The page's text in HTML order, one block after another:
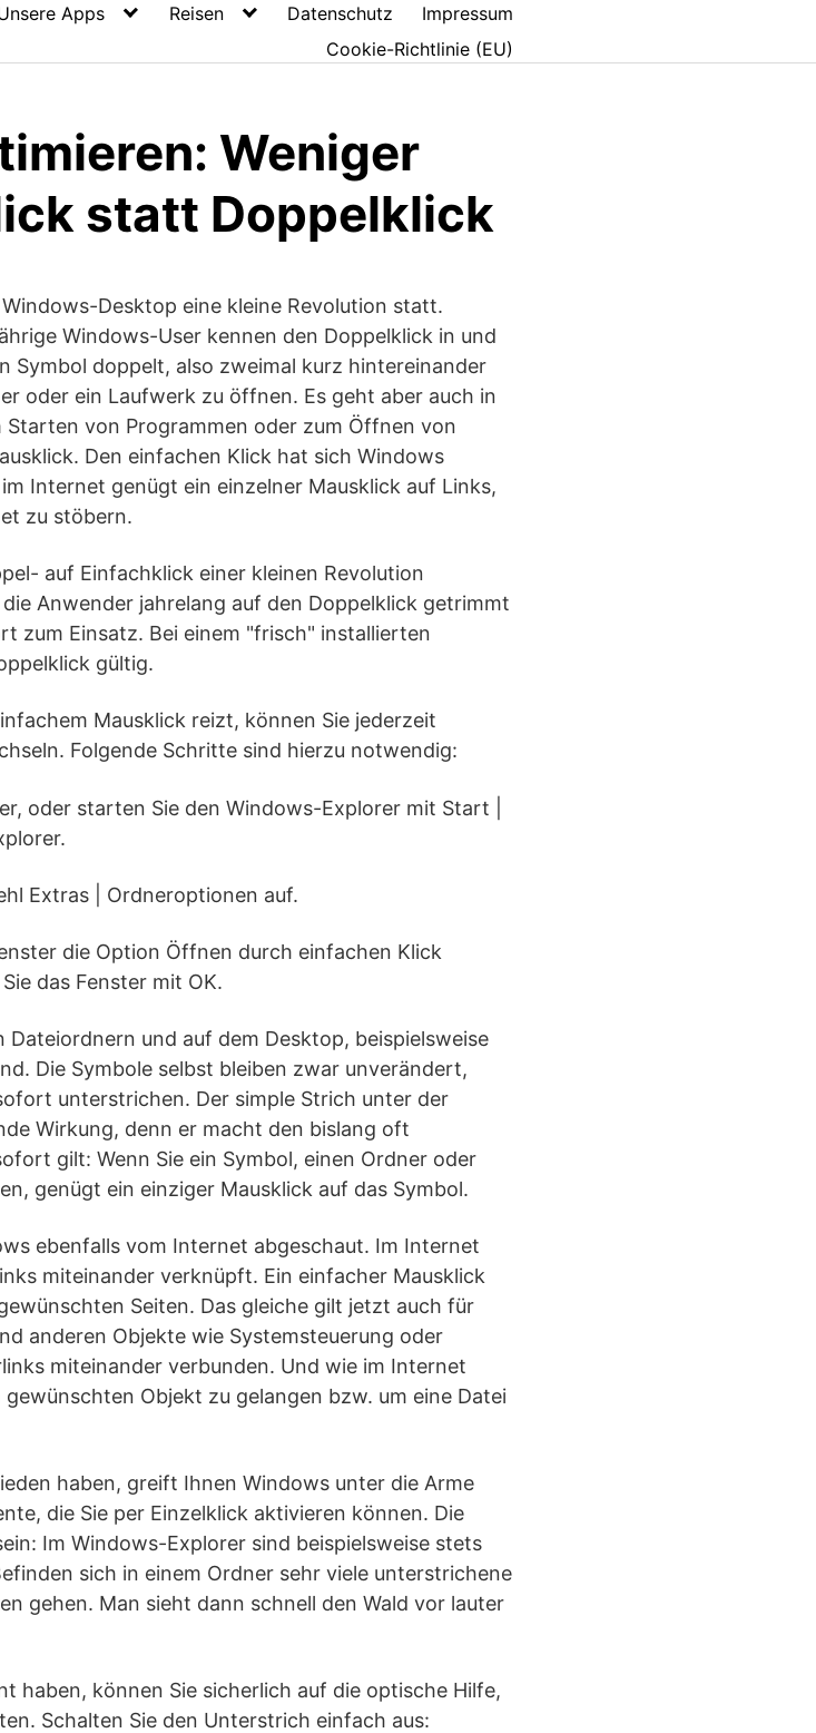
Apps Reisen Datenschutz
Impressum
Cookie-Richtlinie (EU)
Weniger
statt Doppelklick
Desktop eine kleine Revolution statt.
Windows-User kennen den Doppelklick in und
Symbol doppelt, also zweimal kurz hintereinander
oder ein Laufwerk zu öffnen. Es geht aber auch in
Starten von Programmen oder zum Öffnen von
Den einfachen Klick hat sich Windows
Internet genügt ein einzelner Mausklick auf Links,
zu stöbern.
auf Einfachklick einer kleinen Revolution
Anwender jahrelang auf den Doppelklick getrimmt
zum Einsatz. Bei einem "frisch" installierten
gültig.
Mausklick reizt, können Sie jederzeit
Folgende Schritte sind hierzu notwendig:
oder starten Sie den Windows-Explorer mit Start |
Extras | Ordneroptionen auf.
die Option Öffnen durch einfachen Klick
das Fenster mit OK.
und auf dem Desktop, beispielsweise
Die Symbole selbst bleiben zwar unverändert,
unterstrichen. Der simple Strich unter der
Wirkung, denn er macht den bislang oft
gilt: Wenn Sie ein Symbol, einen Ordner oder
genügt ein einziger Mausklick auf das Symbol.
ebenfalls vom Internet abgeschaut. Im Internet
miteinander verknüpft. Ein einfacher Mausklick
Seiten. Das gleiche gilt jetzt auch für
anderen Objekte wie Systemsteuerung oder
miteinander verbunden. Und wie im Internet
Objekt zu gelangen bzw. um eine Datei
haben, greift Ihnen Windows unter die Arme
die Sie per Einzelklick aktivieren können. Die
Im Windows-Explorer sind beispielsweise stets
sich in einem Ordner sehr viele unterstrichene
gehen. Man sieht dann schnell den Wald vor lauter
haben, können Sie sicherlich auf die optische Hilfe,
Schalten Sie den Unterstrich einfach aus: